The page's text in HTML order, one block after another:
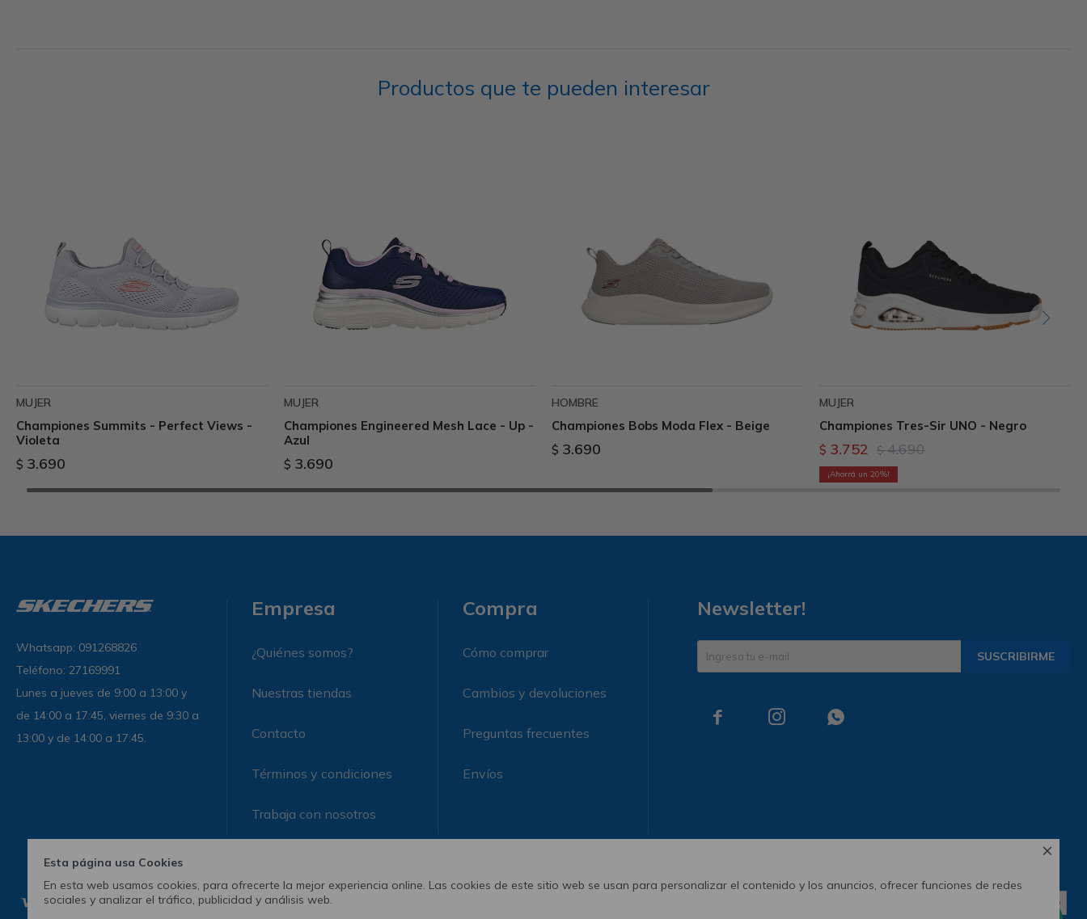

Esta página usa Cookies
En esta web usamos cookies, para ofrecerte la mejor experiencia online. Las cookies de este sitio web se usan para personalizar el contenido y los anuncios, ofrecer funciones de redes
sociales y analizar el tráfico, publicidad y análisis web.
Productos que te pueden interesar
MUJER
Championes Summits - Perfect Views -
Violeta
$ 3.690
MUJER
Championes Engineered Mesh Lace - Up -
Azul
$ 3.690
HOMBRE
Championes Bobs Moda Flex - Beige
$ 3.690
MUJER
Championes Tres-Sir UNO - Negro
$ 3.752 $ 4.690
20
Whatsapp: 091268826
Teléfono: 27169991
Lunes a jueves de 9:00 a 13:00 y
de 14:00 a 17:45, viernes de 9:30 a
13:00 y de 14:00 a 17:45.
Empresa
¿Quiénes somos?
Nuestras tiendas
Contacto
Términos y condiciones
Trabaja con nosotros
Compra
Cómo comprar
Cambios y devoluciones
Preguntas frecuentes
Envíos
Newsletter!
SUSCRIBIRME
  